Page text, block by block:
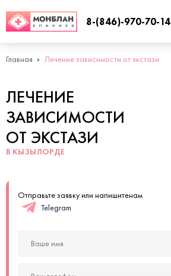
8-(846)-970-70-14
Главная Лечение зависимости от экстази
ЛЕЧЕНИЕ
ЗАВИСИМОСТИ
ОТ ЭКСТАЗИ
В КЫЗЫЛОРДЕ
Отправьте заявку или напишитенам
Telegram